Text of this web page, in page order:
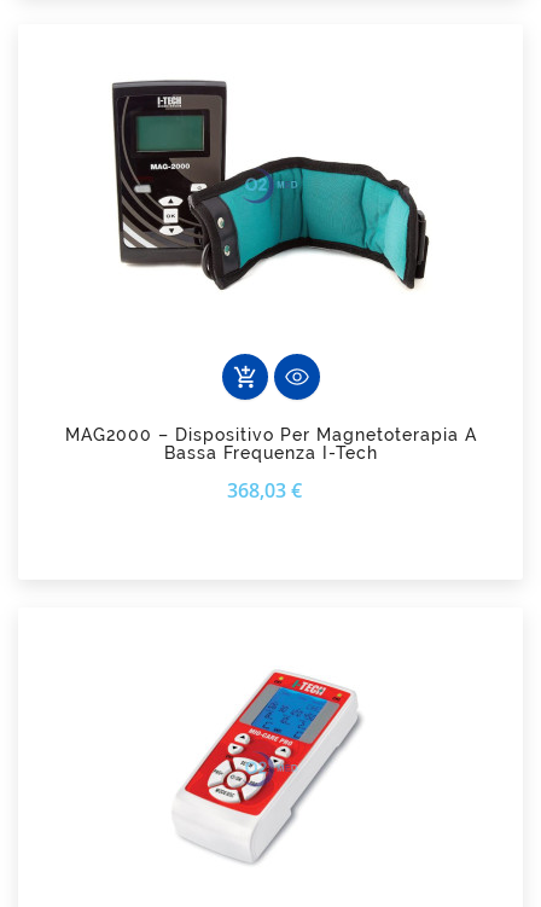
add_shopping_cart
MAG2000 – Dispositivo Per Magnetoterapia A
Bassa Frequenza I-Tech
368,03 €